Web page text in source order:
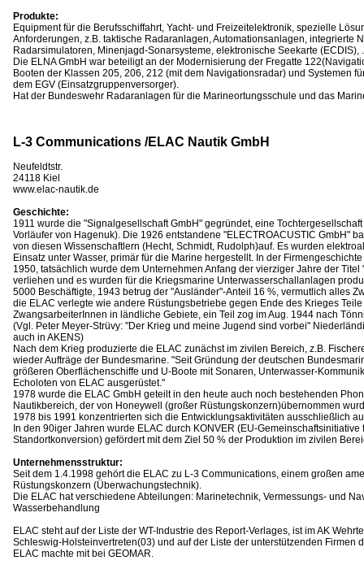
Produkte:
Equipment für die Berufsschiffahrt, Yacht- und Freizeitelektronik, spezielle
Anforderungen, z.B. taktische Radaranlagen, Automationsanlagen, integrierte
Radarsimulatoren, Minenjagd-Sonarsysteme, elektronische Seekarte (ECDIS),
Die ELNA GmbH war beteiligt an der Modernisierung der Fregatte
Booten der Klassen 205, 206, 212 (mit dem Navigationsradar) und Systemen
dem EGV (Einsatzgruppenversorger).
Hat der Bundeswehr Radaranlagen für die Marineortungsschule und das
L-3 Communications /ELAC Nautik GmbH
Neufeldtstr.
24118 Kiel
www.elac-nautik.de
Geschichte:
1911 wurde die "Signalgesellschaft GmbH" gegründet, eine
Vorläufer von Hagenuk). Die 1926 entstandene "ELECTROACUSTIC GmbH"
von diesen Wissenschaftlern (Hecht, Schmidt, Rudolph)auf. Es wurden
Einsatz unter Wasser, primär für die Marine hergestellt. In der
1950, tatsächlich wurde dem Unternehmen Anfang der vierziger Jahre der
verliehen und es wurden für die Kriegsmarine Unterwasserschallanlagen
5000 Beschäftigte, 1943 betrug der "Ausländer"-Anteil 16 %, vermutlich alles
die ELAC verlegte wie andere Rüstungsbetriebe gegen Ende des Krieges
ZwangsarbeiterInnen in ländliche Gebiete, ein Teil zog im Aug. 1944 nach
(Vgl. Peter Meyer-Strüvy: "Der Krieg und meine Jugend sind vorbei"
auch in AKENS)
Nach dem Krieg produzierte die ELAC zunächst im zivilen Bereich, z.B.
wieder Aufträge der Bundesmarine. "Seit Gründung der deutschen
größeren Oberflächenschiffe und U-Boote mit Sonaren, Unterwasser-
Echoloten von ELAC ausgerüstet."
1978 wurde die ELAC GmbH geteilt in den heute auch noch bestehenden
Nautikbereich, der von Honeywell (großer Rüstungskonzern)übernommen
1978 bis 1991 konzentrierten sich die Entwicklungsaktivitäten ausschließlich
In den 90iger Jahren wurde ELAC durch KONVER (EU-Gemeinschaftsinitiative
Standortkonversion) gefördert mit dem Ziel 50 % der Produktion im zivilen
Unternehmensstruktur:
Seit dem 1.4.1998 gehört die ELAC zu L-3 Communications, einem großen
Rüstungskonzern (Überwachungstechnik).
Die ELAC hat verschiedene Abteilungen: Marinetechnik, Vermessungs- und
Wasserbehandlung
ELAC steht auf der Liste der WT-Industrie des Report-Verlages, ist im AK
Schleswig-Holsteinvertreten(03) und auf der Liste der unterstützenden Firmen
ELAC machte mit bei GEOMAR.